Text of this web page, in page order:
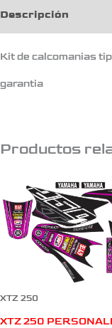
Descripción
Kit de calcomanias
garantia
Productos
XTZ 250
XTZ 250